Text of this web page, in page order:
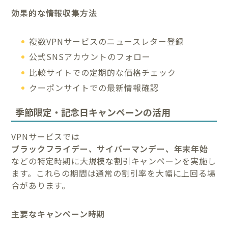
効果的な情報収集方法
複数VPNサービスのニュースレター登録
公式SNSアカウントのフォロー
比較サイトでの定期的な価格チェック
クーポンサイトでの最新情報確認
季節限定・記念日キャンペーンの活用
VPNサービスでは
ブラックフライデー、サイバーマンデー、年末年始
などの特定時期に大規模な割引キャンペーンを実施し
ます。これらの期間は通常の割引率を大幅に上回る場
合があります。
主要なキャンペーン時期